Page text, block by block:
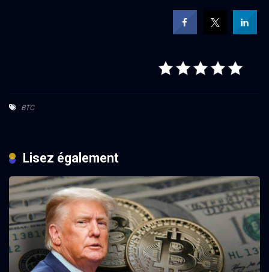
BTC
Lisez également